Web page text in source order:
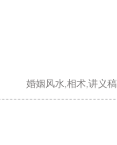
婚姻风水 相术 讲义稿